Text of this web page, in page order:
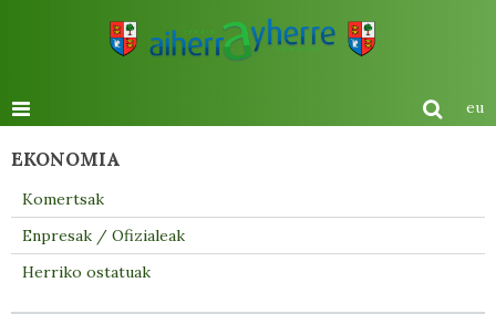
eu
EKONOMIA
Komertsak
Enpresak / Ofizialeak
Herriko ostatuak